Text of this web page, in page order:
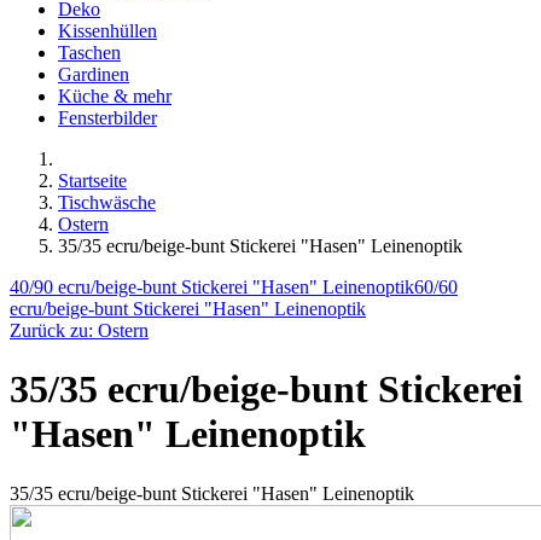
Deko
Kissenhüllen
Taschen
Gardinen
Küche & mehr
Fensterbilder
Startseite
Tischwäsche
Ostern
35/35 ecru/beige-bunt Stickerei "Hasen" Leinenoptik
40/90 ecru/beige-bunt Stickerei "Hasen" Leinenoptik60/60
ecru/beige-bunt Stickerei "Hasen" Leinenoptik
Zurück zu: Ostern
35/35 ecru/beige-bunt Stickerei
"Hasen" Leinenoptik
35/35 ecru/beige-bunt Stickerei "Hasen" Leinenoptik